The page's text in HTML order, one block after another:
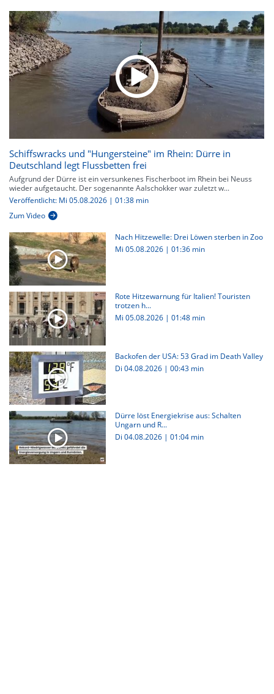
Schiffswracks und "Hungersteine" im Rhein: Dürre in
Deutschland legt Flussbetten frei
Aufgrund der Dürre ist ein versunkenes Fischerboot im Rhein bei Neuss
wieder aufgetaucht. Der sogenannte Aalschokker war zuletzt w...
Veröffentlicht: Mi 05.08.2026 | 01:38 min
Zum Video
Nach Hitzewelle: Drei Löwen sterben in Zoo
Mi 05.08.2026 | 01:36 min
Rote Hitzewarnung für Italien! Touristen
trotzen h...
Mi 05.08.2026 | 01:48 min
Backofen der USA: 53 Grad im Death Valley
Di 04.08.2026 | 00:43 min
Dürre löst Energiekrise aus: Schalten
Ungarn und R...
Di 04.08.2026 | 01:04 min